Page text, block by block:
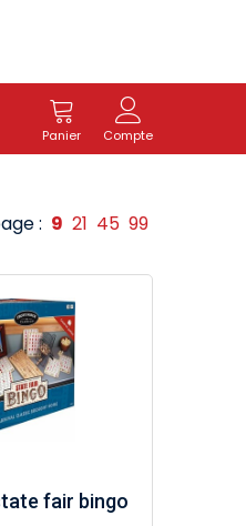
Panier Compte
: 9 21 45 99
fair bingo